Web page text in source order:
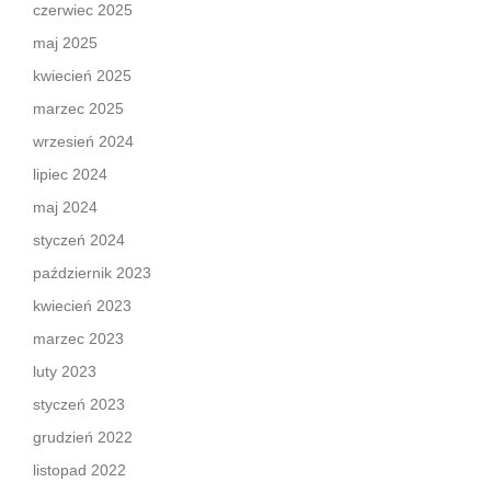
czerwiec 2025
maj 2025
kwiecień 2025
marzec 2025
wrzesień 2024
lipiec 2024
maj 2024
styczeń 2024
październik 2023
kwiecień 2023
marzec 2023
luty 2023
styczeń 2023
grudzień 2022
listopad 2022